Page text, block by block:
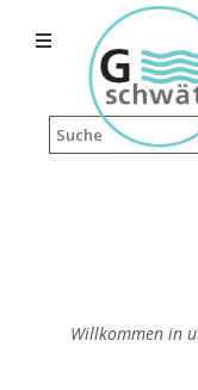
Willkommen in